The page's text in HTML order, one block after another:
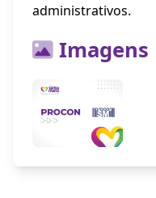
administrativos.
Imagens